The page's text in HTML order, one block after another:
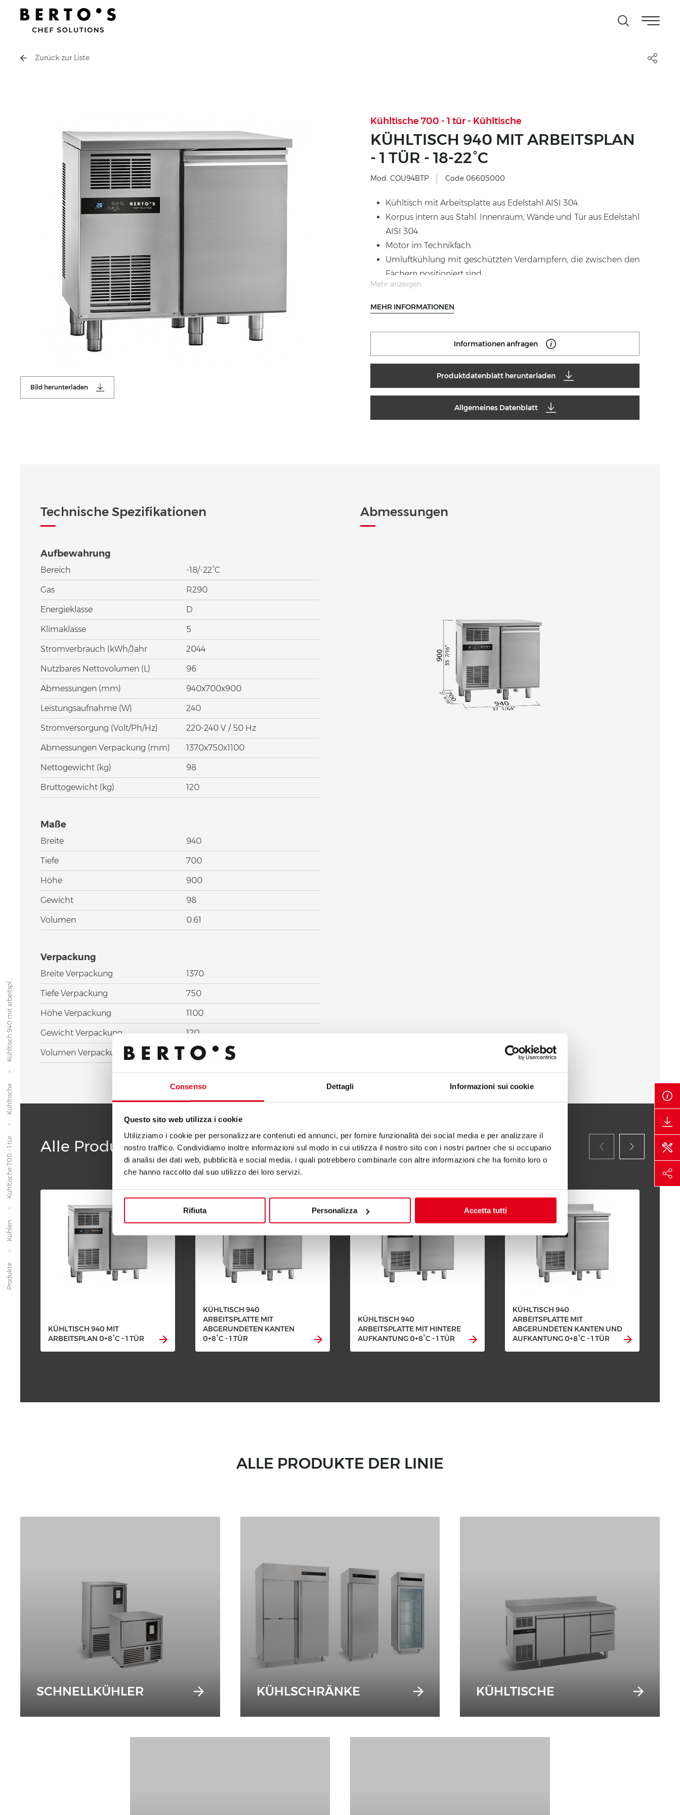
Consenso Dettagli Informazioni sui cookie
Questo sito web utilizza i cookie
Utilizziamo i cookie per personalizzare contenuti ed annunci, per fornire funzionalità dei social media e per analizzare il
nostro traffico. Condividiamo inoltre informazioni sul modo in cui utilizza il nostro sito con i nostri partner che si occupano
di analisi dei dati web, pubblicità e social media, i quali potrebbero combinarle con altre informazioni che ha fornito loro o
che hanno raccolto dal suo utilizzo dei loro servizi.
Rifiuta Personalizza Accetta tutti
Produkte
Kühlen
Kühltische 700 - 1 tür
Kühltische
Kühltisch 940 mit arbeitspl...
Zurück zur Liste
Bild herunterladen
Kühltische 700 - 1 tür - Kühltische
KÜHLTISCH 940 MIT ARBEITSPLAN
- 1 TÜR - 18-22°C
Mod. COU94BTP Code 06605000
Kühltisch mit Arbeitsplatte aus Edelstahl AISI 304.
Korpus intern aus Stahl. Innenraum, Wände und Tür aus Edelstahl
AISI 304.
Motor im Technikfach.
Umluftkühlung mit geschützten Verdampfern, die zwischen den
Fächern positioniert sind.
Isolierung 60 mm aus PU-Schaum mit HFO-Treibmittel,
hochdruckgeschäumt, mit einer Dichte von 42 kg/m³.
Geprüft mit Temperatur der externen Arbeitsumgebung von bis
zu 43°C, Energieeffizienzklasse 5.
Automatisches Abtauen mit Heizelement.
Automatisches Verdampfen vom Kondenswasser über
Wärmetauscher aus Kupfer.
Abgerundete Kanten im Innenraum und herausnehmbare Teile
Mehr anzeigen
MEHR INFORMATIONEN
Informationen anfragen
Produktdatenblatt herunterladen
Allgemeines Datenblatt
Technische Spezifikationen
Aufbewahrung
Bereich -18/-22°C
Gas R290
Energieklasse D
Klimaklasse 5
Stromverbrauch (kWh/Jahr 2044
Nutzbares Nettovolumen (L) 96
Abmessungen (mm) 940x700x900
Leistungsaufnahme (W) 240
Stromversorgung (Volt/Ph/Hz) 220-240 V / 50 Hz
Abmessungen Verpackung (mm) 1370x750x1100
Nettogewicht (kg) 98
Bruttogewicht (kg) 120
Maße
Breite 940
Tiefe 700
Höhe 900
Gewicht 98
Volumen 0.61
Verpackung
Breite Verpackung 1370
Tiefe Verpackung 750
Höhe Verpackung 1100
Gewicht Verpackung 120
Volumen Verpackung 1.13
Abmessungen
Alle Produkte der Linie Kühltische
KÜHLTISCH 940 MIT
ARBEITSPLAN 0+8°C - 1 TÜR
KÜHLTISCH 940
ARBEITSPLATTE MIT
ABGERUNDETEN KANTEN
0+8°C - 1 TÜR
KÜHLTISCH 940
ARBEITSPLATTE MIT HINTERE
AUFKANTUNG 0+8°C - 1 TÜR
KÜHLTISCH 940
ARBEITSPLATTE MIT
ABGERUNDETEN KANTEN UND
AUFKANTUNG 0+8°C - 1 TÜR
ALLE PRODUKTE DER LINIE
SCHNELLKÜHLER KÜHLSCHRÄNKE KÜHLTISCHE